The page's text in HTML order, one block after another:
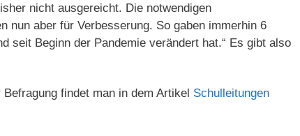
nicht ausgereicht. Die notwendigen
nun aber für Verbesserung. So gaben immerhin 6
seit Beginn der Pandemie verändert hat.“ Es gibt also
findet man in dem Artikel Schulleitungen